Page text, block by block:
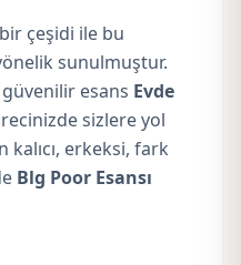
çeşidi ile bu
sunulmuştur.
esans Evde
sizlere yol
erkeksi, fark
Blg Poor Esansı